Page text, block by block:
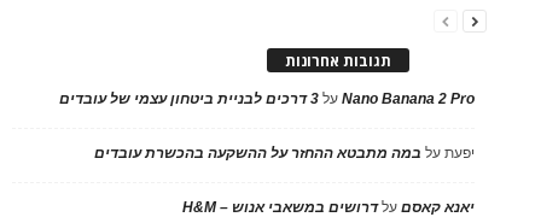
תגובות אחרונות
Nano Banana 2 Proעל 3 דרכים לבניית ביטחון עצמי של עובדים
יפעתעל במה מתבטא ההחזר על ההשקעה בהכשרת עובדים
יאנא קאסםעלדרושים במשאבי אנוש – H&M